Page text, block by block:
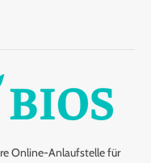
Online-Anlaufstelle für